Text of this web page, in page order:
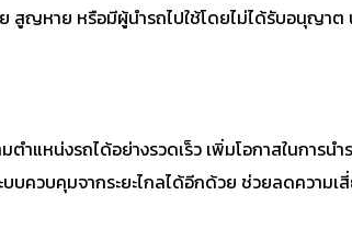
สูญหาย หรือมีผู้นำรถไปใช้โดยไม่ได้รับอนุญา
แหน่งรถได้อย่างรวดเร็ว เพิ่มโอกาสในการน
ควบคุมจากระยะไกลได้อีกด้วย ช่วยลดความเสี่